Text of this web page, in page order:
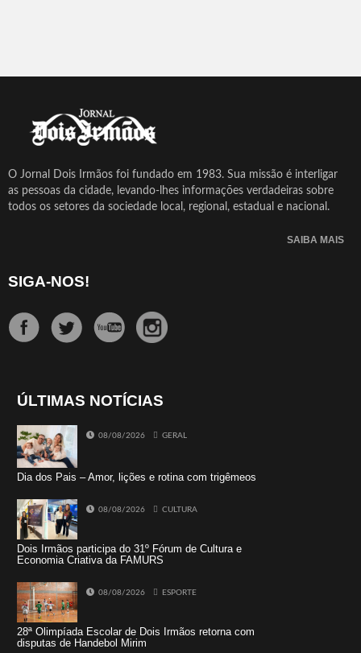
O Jornal Dois Irmãos foi fundado em 1983. Sua missão é interligar
as pessoas da cidade, levando-lhes informações verdadeiras sobre
todos os setores da sociedade local, regional, estadual e nacional.
SAIBA MAIS
SIGA-NOS!
ÚLTIMAS NOTÍCIAS
08/08/2026 GERAL
Dia dos Pais – Amor, lições e rotina com trigêmeos
08/08/2026 CULTURA
Dois Irmãos participa do 31º Fórum de Cultura e
Economia Criativa da FAMURS
08/08/2026 ESPORTE
28ª Olimpíada Escolar de Dois Irmãos retorna com
disputas de Handebol Mirim